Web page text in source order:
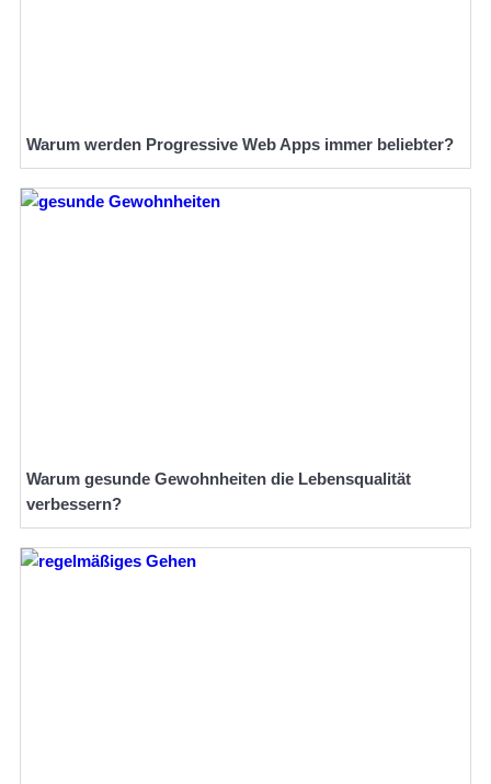
Warum werden Progressive Web Apps immer beliebter?
Warum gesunde Gewohnheiten die Lebensqualität
verbessern?